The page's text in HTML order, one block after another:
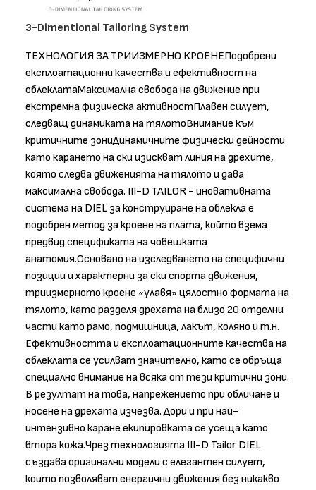
3-Dimentional Tailoring System
ТЕХНОЛОГИЯ ЗА ТРИИЗМЕРНО КРОЕНЕПодобрени
експлоатационни качества и ефективност на
облеклатаМаксимална свобода на движение при
екстремна физическа активностПлавен силует,
следващ динамиката на тялотоВнимание към
критичните зониДинамичните физически дейности
като карането на ски изискват линия на дрехите,
която следва движенията на тялото и дава
максимална свобода. III-D TAILOR - иновативната
система на DIEL за конструиране на облекла е
подобрен метод за кроене на плата, който взема
предвид спецификата на човешката
анатомия.Основано на изследването на специфични
позиции и характерни за ски спорта движения,
триизмерното кроене «улавя» цялостно формата на
тялото, като разделя дрехата на близо 20 отделни
части като рамо, подмишница, лакът, коляно и т.н.
Ефективността и експлоатационните качества на
облеклата се усилват значително, като се обръща
специално внимание на всяка от тези критични зони.
В резултат на това, напрежението при обличане и
носене на дрехата изчезва. Дори и при най-
интензивно каране екипировката се усеща като
втора кожа.Чрез технологията III-D Tailor DIEL
създава оригинални модели с елегантен силует,
които позволяват енергични движения без никакво